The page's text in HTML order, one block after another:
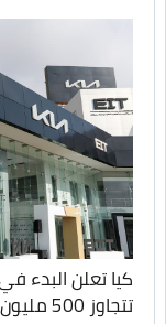
كيا تعلن البدء
تتجاوز 500 مليون جنيه